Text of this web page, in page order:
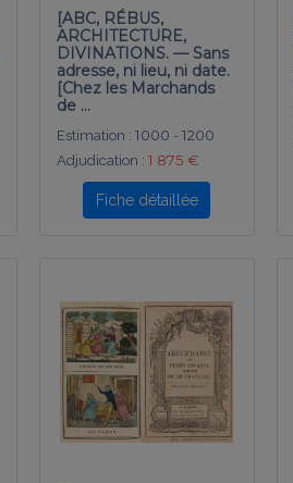
[ABC, RÉBUS,
ARCHITECTURE,
DIVINATIONS. — Sans
adresse, ni lieu, ni date.
[Chez les Marchands
de …
Estimation : 1000 - 1200
Adjudication : 1 875 €
Fiche détaillée